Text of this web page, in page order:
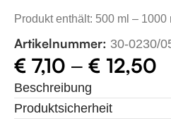
Produkt enthält: 500 ml – 1000
Artikelnummer: 30-0230/
€ 7,10 – € 12,50
Beschreibung
Produktsicherheit